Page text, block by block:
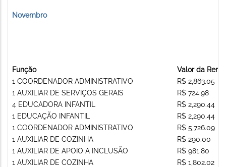
Novembro
Função
1 COORDENADOR ADMINISTRATIVO
1 AUXILIAR DE SERVIÇOS GERAIS
4 EDUCADORA INFANTIL
1 EDUCAÇÃO INFANTIL
1 COORDENADOR ADMINISTRATIVO
1 AUXILIAR DE COZINHA
1 AUXILIAR DE APOIO A INCLUSÃO
1 AUXILIAR DE COZINHA
Valor da
R$ 2,863.05
R$ 724.98
R$ 2,290.44
R$ 2,290.44
R$ 5,726.09
R$ 290.00
R$ 981.80
R$ 1,802.02